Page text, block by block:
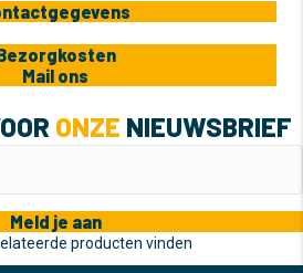
Mail ons
ONZE NIEUWSBRIEF
Meld je aan
producten vinden